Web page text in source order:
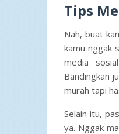
Tips
Nah, buat
kamu nggak
media
Bandingkan
murah tapi
Selain itu,
ya. Nggak